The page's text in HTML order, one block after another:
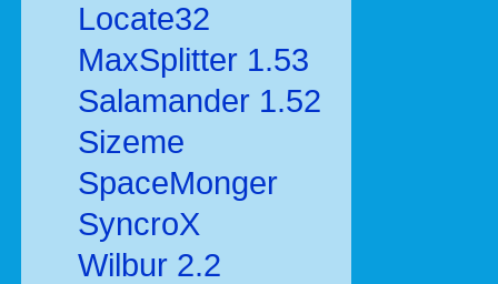
Locate32
MaxSplitter 1.53
Salamander 1.52
Sizeme
SpaceMonger
SyncroX
Wilbur 2.2